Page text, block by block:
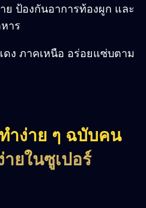
ย ป้องกันอาการท้องผูก และ
าร
ง ภาคเหนือ อร่อยแซ่บตาม
ำง่าย ๆ ฉบับคน
ยในซูเปอร์